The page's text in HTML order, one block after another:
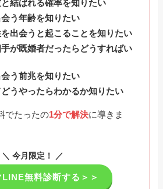
結ばれる確率を知りたい
う年齢を知りたい
出会うと起こることを知りたい
が既婚者だったらどうすればい
う前兆を知りたい
うやったらわかるか知りたい
でたったの1分で解決に導きま
＼ 今月限定！ ／
LINE無料診断する＞＞